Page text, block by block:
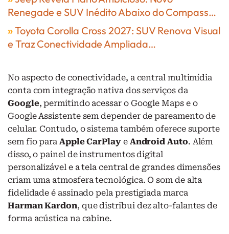
Renegade e SUV Inédito Abaixo do Compass…
»Toyota Corolla Cross 2027: SUV Renova Visual
e Traz Conectividade Ampliada…
No aspecto de conectividade, a central multimídia
conta com integração nativa dos serviços da
Google, permitindo acessar o Google Maps e o
Google Assistente sem depender de pareamento de
celular. Contudo, o sistema também oferece suporte
sem fio para Apple CarPlaye Android Auto. Além
disso, o painel de instrumentos digital
personalizável e a tela central de grandes dimensões
criam uma atmosfera tecnológica. O som de alta
fidelidade é assinado pela prestigiada marca
Harman Kardon, que distribui dez alto-falantes de
forma acústica na cabine.